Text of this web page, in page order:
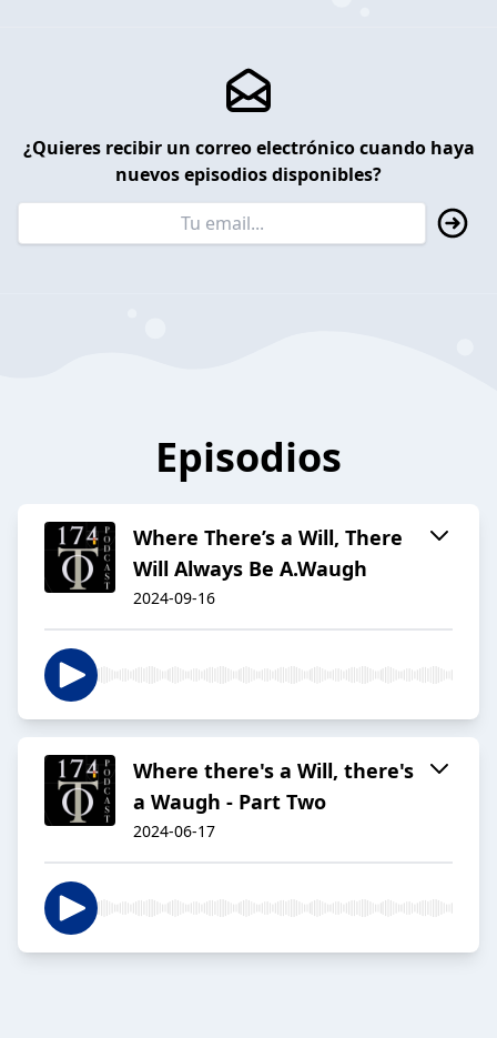
¿Quieres recibir un correo electrónico cuando haya
nuevos episodios disponibles?
Episodios
Where There’s a Will, There
Will Always Be A.Waugh
2024-09-16
Where there's a Will, there's
a Waugh - Part Two
2024-06-17